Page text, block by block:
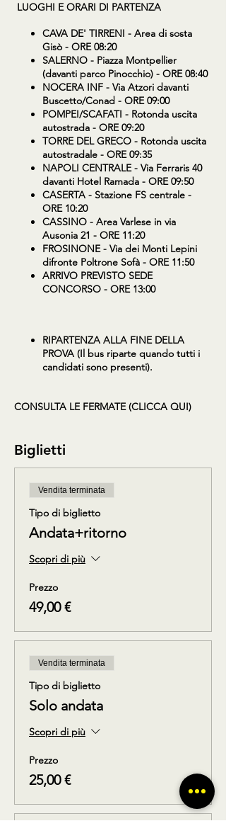
LUOGHI E ORARI DI PARTENZA
CAVA DE' TIRRENI - Area di sosta
Gisò - ORE 08:20
SALERNO - Piazza Montpellier
(davanti parco Pinocchio) - ORE 08:40
NOCERA INF - Via Atzori davanti
Buscetto/Conad - ORE 09:00
POMPEI/SCAFATI - Rotonda uscita
autostrada - ORE 09:20
TORRE DEL GRECO - Rotonda uscita
autostradale - ORE 09:35
NAPOLI CENTRALE- Via Ferraris 40
davanti Hotel Ramada - ORE 09:50
CASERTA - Stazione FS centrale -
ORE 10:20
CASSINO - Area Varlese in via
Ausonia 21 - ORE 11:20
FROSINONE- Via dei Monti Lepini
difronte Poltrone Sofà - ORE 11:50
ARRIVO PREVISTO SEDE
CONCORSO - ORE 13:00
RIPARTENZA ALLA FINE DELLA
PROVA (Il bus riparte quando tutti i
candidati sono presenti).
CONSULTA LE FERMATE (CLICCA QUI)
Biglietti
Vendita terminata
Tipo di biglietto
Andata+ritorno
Scopri di più
Prezzo
49,00 €
Vendita terminata
Tipo di biglietto
Solo andata
Scopri di più
Prezzo
25,00 €